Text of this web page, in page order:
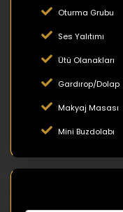
Oturma Grubu
Ses Yalıtımı
Ütü Olanakları
Gardırop/Dolap
Makyaj Masası
Mini Buzdolabı